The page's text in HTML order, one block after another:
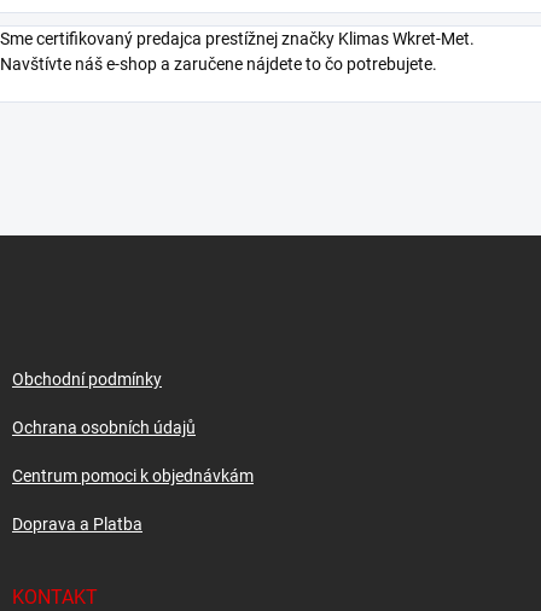
Sme certifikovaný predajca prestížnej značky Klimas Wkret-Met.
Navštívte náš e-shop a zaručene nájdete to čo potrebujete.
Obchodní podmínky
Ochrana osobních údajů
Centrum pomoci k objednávkám
Doprava a Platba
KONTAKT